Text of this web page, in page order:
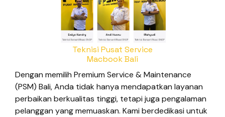
Teknisi Pusat Service
Macbook Bali
Dengan memilih Premium Service & Maintenance
(PSM) Bali, Anda tidak hanya mendapatkan layanan
perbaikan berkualitas tinggi, tetapi juga pengalaman
pelanggan yang memuaskan. Kami berdedikasi untuk